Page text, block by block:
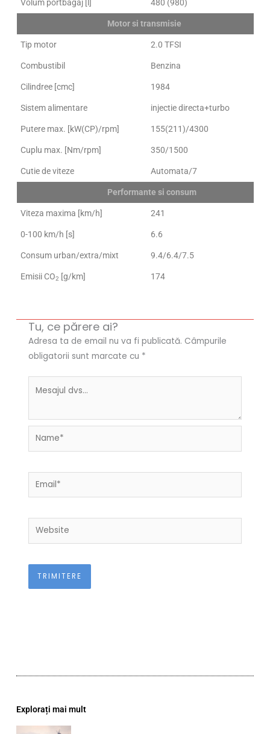
Volum portbagaj [l] 480 (980)
Motor si transmisie
Tip motor 2.0 TFSI
Combustibil Benzina
Cilindree [cmc] 1984
Sistem alimentare injectie directa+turbo
Putere max. [kW(CP)/rpm] 155(211)/4300
Cuplu max. [Nm/rpm] 350/1500
Cutie de viteze Automata/7
Performante si consum
Viteza maxima [km/h] 241
0-100 km/h [s] 6.6
Consum urban/extra/mixt 9.4/6.4/7.5
Emisii CO2 [g/km] 174
Tu, ce părere ai?
Adresa ta de email nu va fi publicată. Câmpurile
obligatorii sunt marcate cu *
Name*
Email*
Website
Explorați mai mult